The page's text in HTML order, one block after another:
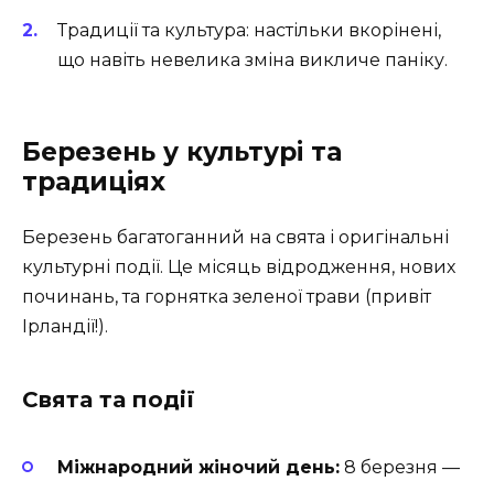
Традиції та культура: настільки вкорінені,
що навіть невелика зміна викличе паніку.
Березень у культурі та
традиціях
Березень багатоганний на свята і оригінальні
культурні події. Це місяць відродження, нових
починань, та горнятка зеленої трави (привіт
Ірландії!).
Свята та події
Міжнародний жіночий день: 8 березня —